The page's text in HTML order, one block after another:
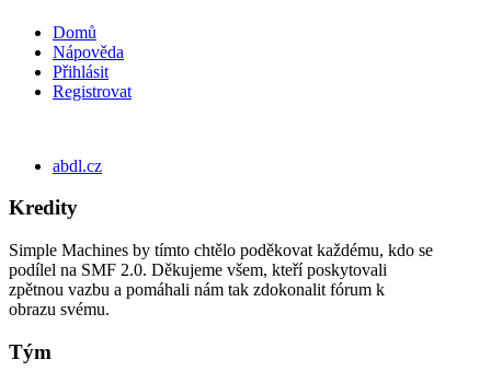
Domů
Nápověda
Přihlásit
Registrovat
abdl.cz
Kredity
Simple Machines by tímto chtělo poděkovat každému, kdo se
podílel na SMF 2.0. Děkujeme všem, kteří poskytovali
zpětnou vazbu a pomáhali nám tak zdokonalit fórum k
obrazu svému.
Tým